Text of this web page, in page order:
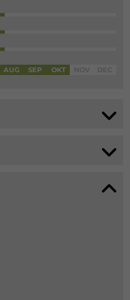
AUG SEP OKT